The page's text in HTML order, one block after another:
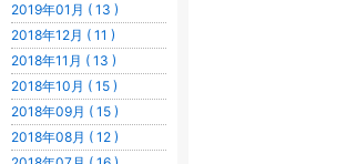
2019年01月 ( 13 )
2018年12月 ( 11 )
2018年11月 ( 13 )
2018年10月 ( 15 )
2018年09月 ( 15 )
2018年08月 ( 12 )